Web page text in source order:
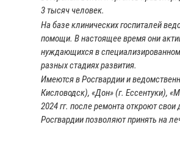
3 тысяч человек.
На базе клинических госпиталей
помощи. В настоящее время они
нуждающихся в
разных стадиях развития.
Имеются в Росгвардии и
Кисловодск), «Дон» (г. Ессентуки),
2024 гг. после ремонта откроют
Росгвардии позволяют принять на